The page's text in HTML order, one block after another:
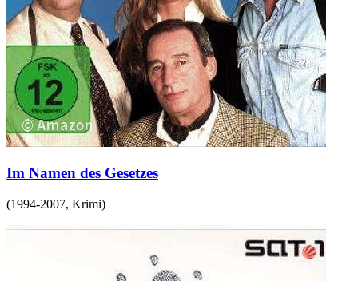
Im Namen des Gesetzes
(1994-2007, Krimi)